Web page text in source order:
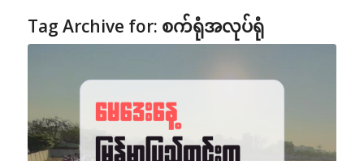
Tag Archive for: စက်ရုံအလုပ်ရုံ